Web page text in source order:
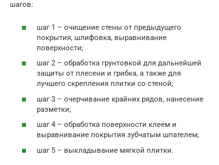
шагов:
шаг 1 – очищение стены от предыдущего
покрытия, шлифовка, выравнивание
поверхности;
шаг 2 – обработка грунтовкой для дальнейшей
защиты от плесени и грибка, а также для
лучшего скрепления плитки со стеной;
шаг 3 – очерчивание крайних рядов, нанесение
разметки;
шаг 4 – обработка поверхности клеем и
выравнивание покрытия зубчатым шпателем;
шаг 5 – выкладывание мягкой плитки.